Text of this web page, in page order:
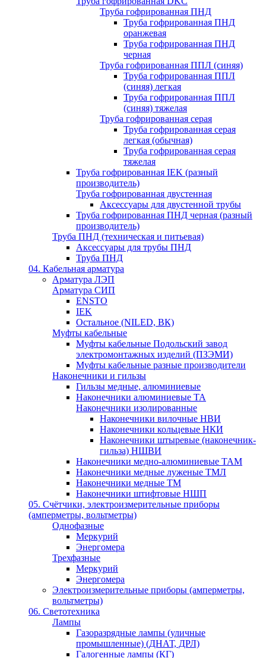
Труба гофрированная ПНД
Труба гофрированная ПНД
оранжевая
Труба гофрированная ПНД
черная
Труба гофрированная ППЛ (синяя)
Труба гофрированная ППЛ
(синяя) легкая
Труба гофрированная ППЛ
(синяя) тяжелая
Труба гофрированная серая
Труба гофрированная серая
легкая (обычная)
Труба гофрированная серая
тяжелая
Труба гофрированная IEK (разный
производитель)
Труба гофрированная двустенная
Аксессуары для двустенной трубы
Труба гофрированная ПНД черная (разный
производитель)
Труба ПНД (техническая и питьевая)
Аксессуары для трубы ПНД
Труба ПНД
04. Кабельная арматура
Арматура ЛЭП
Арматура СИП
ENSTO
IEK
Остальное (NILED, ВК)
Муфты кабельные
Муфты кабельные Подольский завод
электромонтажных изделий (ПЗЭМИ)
Муфты кабельные разные производители
Наконечники и гильзы
Гильзы медные, алюминиевые
Наконечники алюминиевые ТА
Наконечники изолированные
Наконечники вилочные НВИ
Наконечники кольцевые НКИ
Наконечники штыревые (наконечник-
гильза) НШВИ
Наконечники медно-алюминиевые ТАМ
Наконечники медные луженые ТМЛ
Наконечники медные ТМ
Наконечники штифтовые НШП
05. Счётчики, электроизмерительные приборы
(амперметры, вольтметры)
Однофазные
Меркурий
Энергомера
Трехфазные
Меркурий
Энергомера
Электроизмерительные приборы (амперметры,
вольтметры)
06. Светотехника
Лампы
Газоразрядные лампы (уличные
промышленные) (ДНАТ, ДРЛ)
Галогенные лампы (КГ)